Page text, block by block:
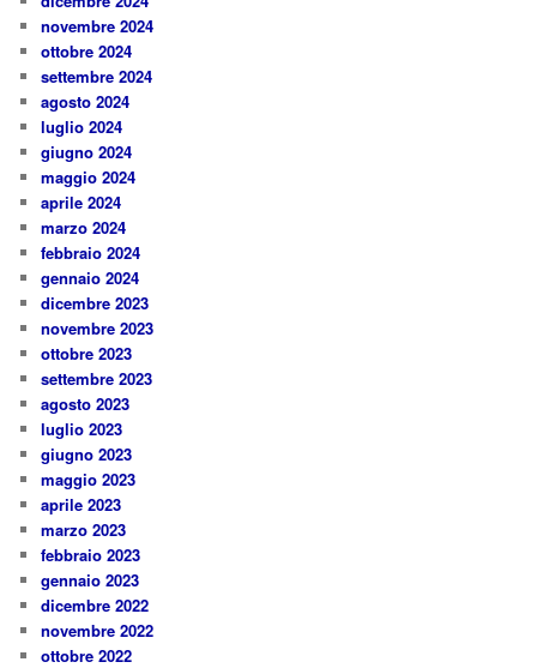
novembre 2024
ottobre 2024
settembre 2024
agosto 2024
luglio 2024
giugno 2024
maggio 2024
aprile 2024
marzo 2024
febbraio 2024
gennaio 2024
dicembre 2023
novembre 2023
ottobre 2023
settembre 2023
agosto 2023
luglio 2023
giugno 2023
maggio 2023
aprile 2023
marzo 2023
febbraio 2023
gennaio 2023
dicembre 2022
novembre 2022
ottobre 2022